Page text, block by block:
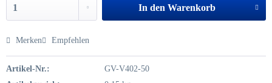
In den Warenkorb
Merken Empfehlen
Artikel-Nr.:
GV-V402-50